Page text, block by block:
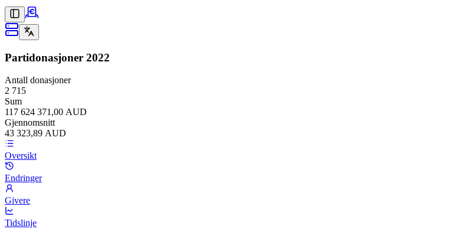
Partidonasjoner 2022
Antall donasjoner
2 715
Sum
117 624 371,00 AUD
Gjennomsnitt
43 323,89 AUD
Oversikt
Endringer
Givere
Tidslinje